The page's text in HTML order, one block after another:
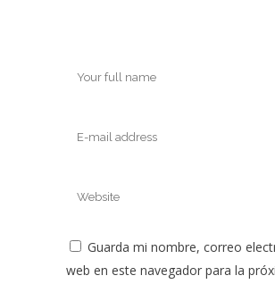
Guarda mi nombre, correo
web en este navegador para la